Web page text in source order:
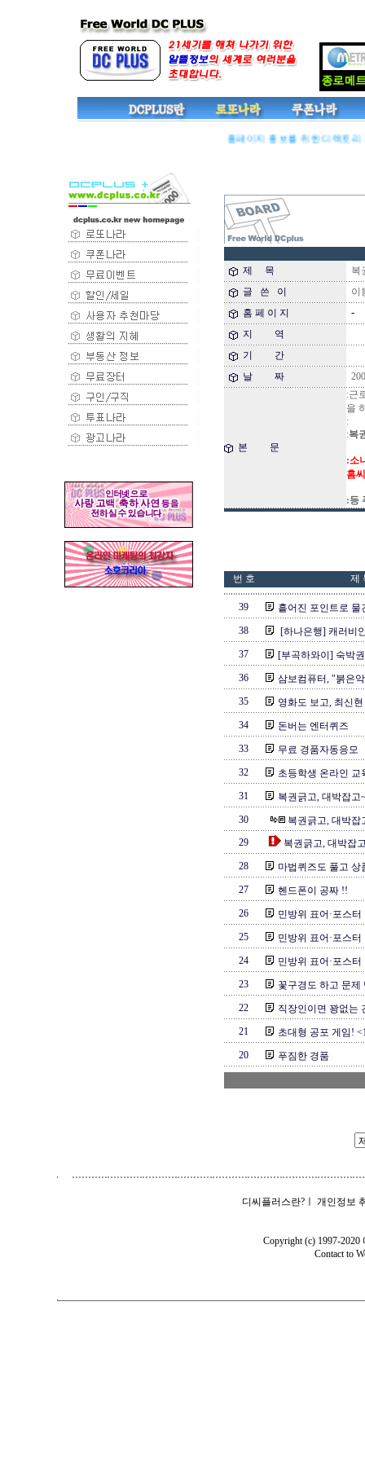
홈페이지 홍보를 위한 디렉토리
제 목
복
글 쓴 이
이
홈 페 이 지
-
지 역
기 간
날 짜
본 문
:근
을
:
:복
:소
홈
:등
번 호 제
39
흩어진 포인트로 물
38
[하나은행] 캐러비
37
[부곡하와이] 숙박
36
삼보컴퓨터, "붉은
35
영화도 보고, 최신
34
돈버는 엔터퀴즈
33
무료 경품자동응모
32
초등학생 온라인
31
복권긁고, 대박잡고
30
복권긁고, 대박잡
29
복권긁고, 대박잡
28
마법퀴즈도 풀고
27
헨드폰이 공짜 !!
26
민방위 표어·포스
25
민방위 표어·포스
24
민방위 표어·포스
23
꽃구경도 하고 문
22
직장인이면 꽝없
21
초대형 공포 게임!
20
푸짐한 경품
디씨플러스란? 개인정보
Copyright (c) 1997-
Contact to